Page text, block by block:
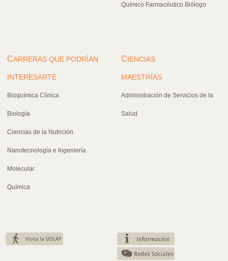
Químico Farmacéutico Biólogo
CARRERAS QUE PODRÍAN
INTERESARTE
Bioquímica Clínica
Biología
Ciencias de la Nutrición
Nanotecnología e Ingeniería
Molecular
Química
CIENCIAS
MAESTRÍAS
Administración de Servicios de la
Salud